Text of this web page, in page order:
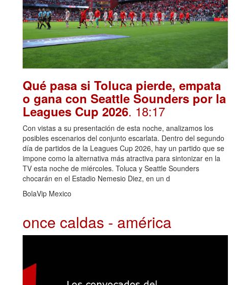
Qué pasa si Toluca pierde, empata
o gana con Seattle Sounders por la
Leagues Cup 2026. 18:17
Con vistas a su presentación de esta noche, analizamos los
posibles escenarios del conjunto escarlata. Dentro del segundo
día de partidos de la Leagues Cup 2026, hay un partido que se
impone como la alternativa más atractiva para sintonizar en la
TV esta noche de miércoles. Toluca y Seattle Sounders
chocarán en el Estadio Nemesio Diez, en un d
BolaVip Mexico
once caldas - américa